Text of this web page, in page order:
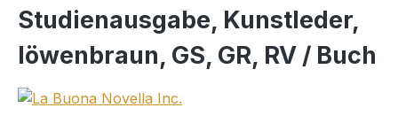
Studienausgabe, Kunstleder,
löwenbraun, GS, GR, RV / Buch